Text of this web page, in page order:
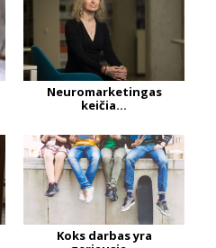
Neuromarketingas
keičia...
Koks darbas yra